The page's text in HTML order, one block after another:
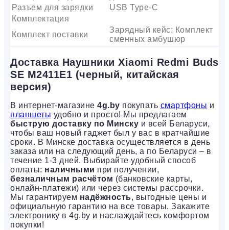
Разъем для зарядки
USB Type-C
Комплектация
Комплект поставки
Зарядный кейс; Комплект
сменных амбушюр
Доставка Наушники Xiaomi Redmi Buds
SE M2411E1 (черный, китайская
версия)
В интернет-магазине 4g.by покупать смартфоны и
планшеты удобно и просто! Мы предлагаем
быструю доставку по Минску и всей Беларуси,
чтобы ваш новый гаджет был у вас в кратчайшие
сроки. В Минске доставка осуществляется в день
заказа или на следующий день, а по Беларуси – в
течение 1-3 дней. Выбирайте удобный способ
оплаты: наличными при получении,
безналичным расчётом (банковские карты,
онлайн-платежи) или через системы рассрочки.
Мы гарантируем надёжность, выгодные цены и
официальную гарантию на все товары. Закажите
электронику в 4g.by и наслаждайтесь комфортом
покупки!